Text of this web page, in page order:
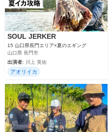
SOUL JERKER
15 山口県長門エリア×夏のエギング
山口県 長門市
出演者: 川上 英佑
アオリイカ